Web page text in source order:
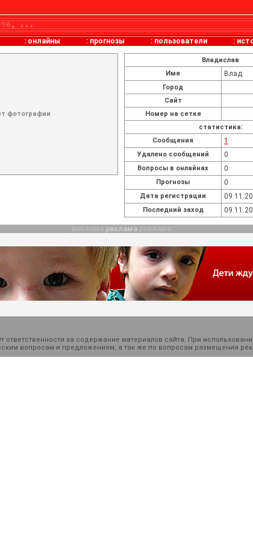
: онлайны : прогнозы : пользователи :
фотографии
Владислав
Имя
Влад
Город
Сайт
Номер на сетке
статистика:
Cообщения
1
Удалено сообщений 0
Вопросы в онлайнах 0
Прогнозы 0
Дата регистрации
Последний заход
реклама
за содержание материалов сайта. При
вопросам и предложениям, а так же по вопросам размещения